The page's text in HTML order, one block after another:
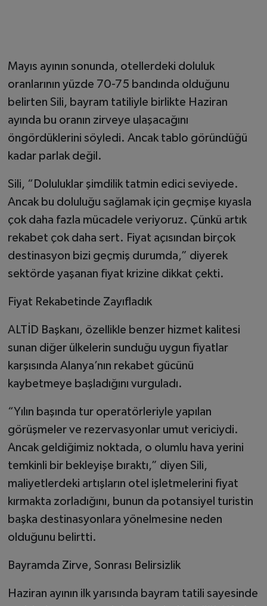
Mayıs ayının sonunda, otellerdeki doluluk
oranlarının yüzde 70-75 bandında olduğunu
belirten Sili, bayram tatiliyle birlikte Haziran
ayında bu oranın zirveye ulaşacağını
öngördüklerini söyledi. Ancak tablo göründüğü
kadar parlak değil.
Sili, “Doluluklar şimdilik tatmin edici seviyede.
Ancak bu doluluğu sağlamak için geçmişe kıyasla
çok daha fazla mücadele veriyoruz. Çünkü artık
rekabet çok daha sert. Fiyat açısından birçok
destinasyon bizi geçmiş durumda,” diyerek
sektörde yaşanan fiyat krizine dikkat çekti.
Fiyat Rekabetinde Zayıfladık
ALTİD Başkanı, özellikle benzer hizmet kalitesi
sunan diğer ülkelerin sunduğu uygun fiyatlar
karşısında Alanya’nın rekabet gücünü
kaybetmeye başladığını vurguladı.
“Yılın başında tur operatörleriyle yapılan
görüşmeler ve rezervasyonlar umut vericiydi.
Ancak geldiğimiz noktada, o olumlu hava yerini
temkinli bir bekleyişe bıraktı,” diyen Sili,
maliyetlerdeki artışların otel işletmelerini fiyat
kırmakta zorladığını, bunun da potansiyel turistin
başka destinasyonlara yönelmesine neden
olduğunu belirtti.
Bayramda Zirve, Sonrası Belirsizlik
Haziran ayının ilk yarısında bayram tatili sayesinde